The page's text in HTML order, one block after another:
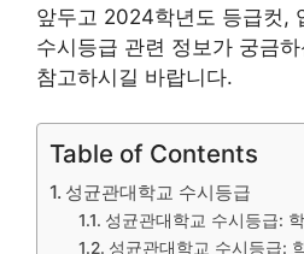
앞두고 2024학년도 등급컷,
수시등급 관련 정보가 궁금
참고하시길 바랍니다.
Table of Contents
성균관대학교 수시등급
성균관대학교 수시등급:
성균관대학교 수시등급: